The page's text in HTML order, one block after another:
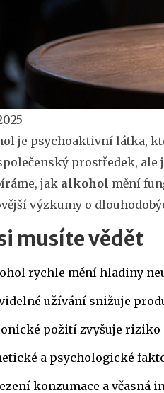
je psychoaktivní látka,
prostředek, ale
jak alkohol mění
výzkumy o
musíte vědět
rychle mění hladiny
užívání snižuje
požití zvyšuje riziko
a psychologické
konzumace a včasná